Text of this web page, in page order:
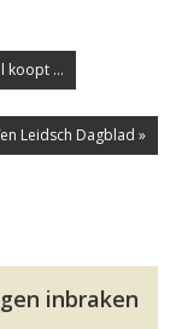
koopt ...
Leidsch Dagblad »
inbraken